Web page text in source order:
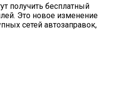
получить бесплатный
Это новое изменение
сетей автозаправок,